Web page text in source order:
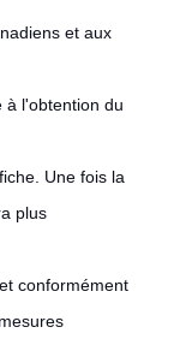
et aux
à l'obtention du
Une fois la
plus
conformément